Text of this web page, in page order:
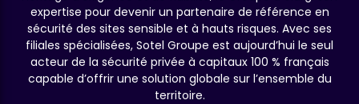
expertise pour devenir un partenaire de référence en
sécurité des sites sensible et à hauts risques. Avec ses
filiales spécialisées, Sotel Groupe est aujourd’hui le seul
acteur de la sécurité privée à capitaux 100 % français
capable d’offrir une solution globale sur l’ensemble du
territoire.